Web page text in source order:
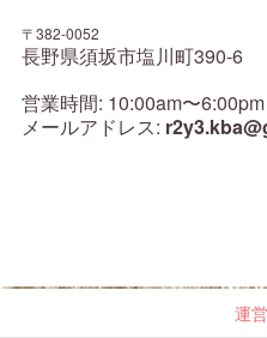
〒382-0052
長野県須坂市塩川町390-6
営業時間: 10:00am〜
メールアドレス:
運